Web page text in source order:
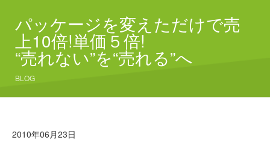
パッケージを変えただけで売
上10倍!単価５倍!
“売れない”を“売れる”へ
BLOG
2010年06月23日